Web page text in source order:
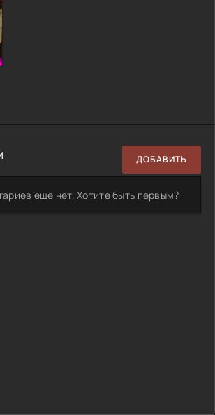
ДОБАВИТЬ
еще нет. Хотите быть первым?